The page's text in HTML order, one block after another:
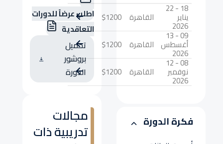
اطلب عرضاً للدورات
التعاقدية
تحميل
بروشور
الدورة
مجالات
تدريبية ذات
18 - 22
يناير
2026
القاهرة $1200
09 - 13
أغسطس
2026
القاهرة $1200
08 - 12
نوفمبر
2026
القاهرة $1200
فكرة الدورة